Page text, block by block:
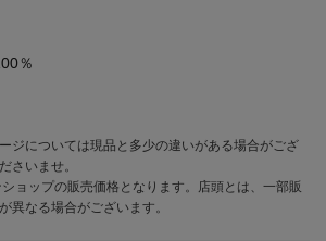
％
ジについては現品と多少の違いがある場合がござ
さいませ。
ョップの販売価格となります。店頭とは、一部販
異なる場合がございます。